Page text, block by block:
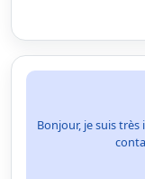
Bonjour, je suis